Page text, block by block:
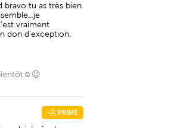
bravo tu as très bien
vraiment
don d'exception,
PRIME